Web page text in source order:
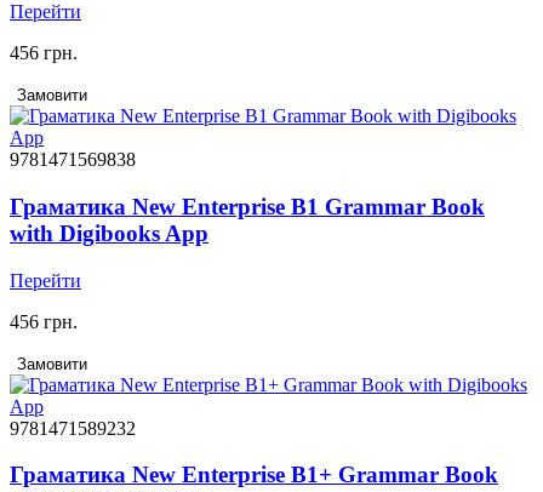
Перейти
456 грн.
Замовити
9781471569838
Граматика New Enterprise B1 Grammar Book
with Digibooks App
Перейти
456 грн.
Замовити
9781471589232
Граматика New Enterprise B1+ Grammar Book